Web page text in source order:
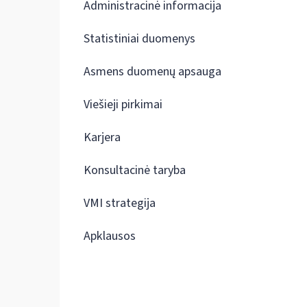
Administracinė informacija
Statistiniai duomenys
Asmens duomenų apsauga
Viešieji pirkimai
Karjera
Konsultacinė taryba
VMI strategija
Apklausos